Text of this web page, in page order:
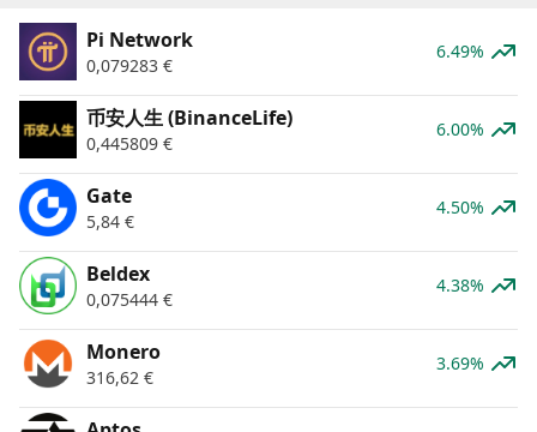
Pi Network
0,079283 €
6.49%
币安人生 (BinanceLife)
0,445809 €
6.00%
Gate
5,84 €
4.50%
Beldex
0,075444 €
4.38%
Monero
316,62 €
3.69%